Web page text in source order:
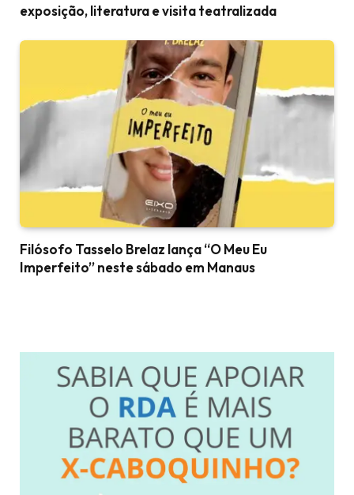
exposição, literatura e visita teatralizada
Filósofo Tasselo Brelaz lança “O Meu Eu
Imperfeito” neste sábado em Manaus